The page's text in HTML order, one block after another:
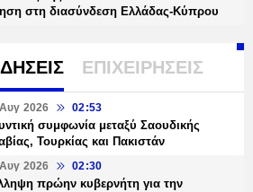
στη διασύνδεση Ελλάδας-Κύπρου
ΕΠΙΧΕΙΡΗΣΕΙΣ
2026 02:53
συμφωνία μεταξύ Σαουδικής
Τουρκίας και Πακιστάν
2026 02:30
πρώην κυβερνήτη για την